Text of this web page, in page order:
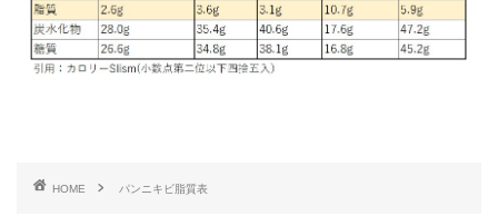
HOME パンニキビ脂質表